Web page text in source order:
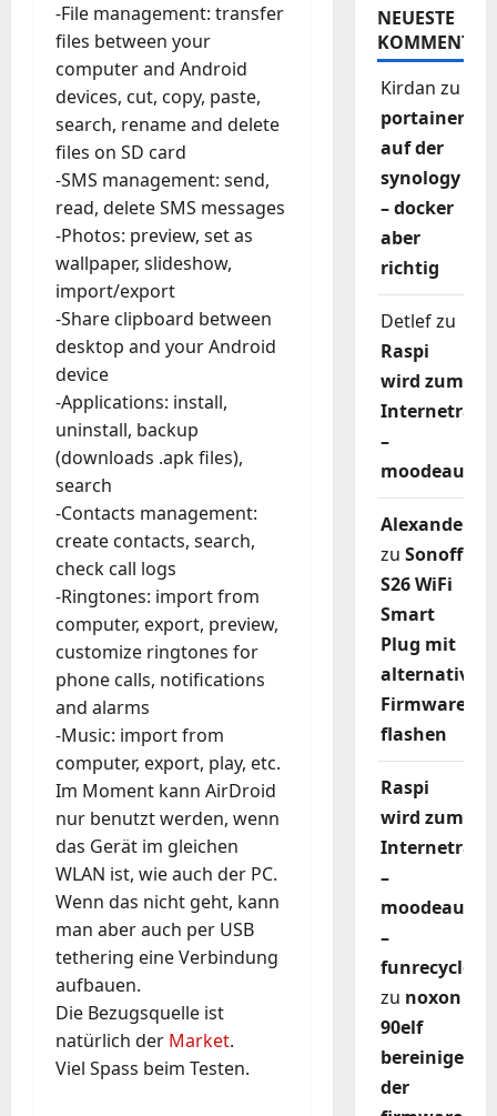
-File management: transfer
files between your
computer and Android
devices, cut, copy, paste,
search, rename and delete
files on SD card
-SMS management: send,
read, delete SMS messages
-Photos: preview, set as
wallpaper, slideshow,
import/export
-Share clipboard between
desktop and your Android
device
-Applications: install,
uninstall, backup
(downloads .apk files),
search
-Contacts management:
create contacts, search,
check call logs
-Ringtones: import from
computer, export, preview,
customize ringtones for
phone calls, notifications
and alarms
-Music: import from
computer, export, play, etc.
Im Moment kann AirDroid
nur benutzt werden, wenn
das Gerät im gleichen
WLAN ist, wie auch der PC.
Wenn das nicht geht, kann
man aber auch per USB
tethering eine Verbindung
aufbauen.
Die Bezugsquelle ist
natürlich der Market.
Viel Spass beim Testen.
NEUESTE
Kirdan zu
portainer
auf der
synology
– docker
aber
richtig
Detlefzu
Raspi
wird zum
–
moodeaudio
Alexander
zu Sonoff
S26 WiFi
Smart
Plug mit
alternativer
Firmware
flashen
Raspi
wird zum
–
moodeaudio
–
funrecycler
zu noxon
90elf
bereinigen
der